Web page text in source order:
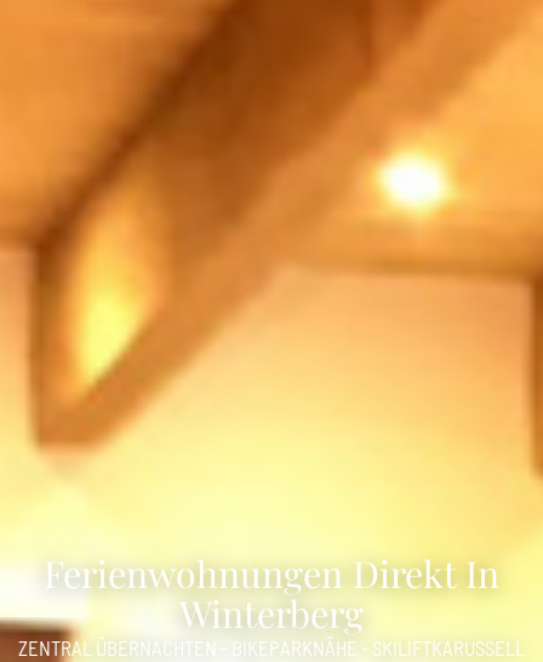
Ferienwohnungen Direkt In
Winterberg
ZENTRAL ÜBERNACHTEN - BIKEPARKNÄHE - SKILIFTKARUSSELL